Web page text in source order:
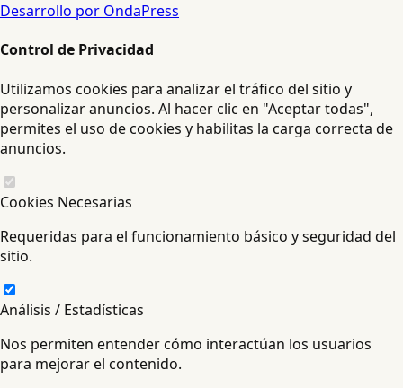
Desarrollo por OndaPress
Control de Privacidad
Utilizamos cookies para analizar el tráfico del sitio y
personalizar anuncios. Al hacer clic en "Aceptar todas",
permites el uso de cookies y habilitas la carga correcta de
anuncios.
Cookies Necesarias
Requeridas para el funcionamiento básico y seguridad del
sitio.
Análisis / Estadísticas
Nos permiten entender cómo interactúan los usuarios
para mejorar el contenido.